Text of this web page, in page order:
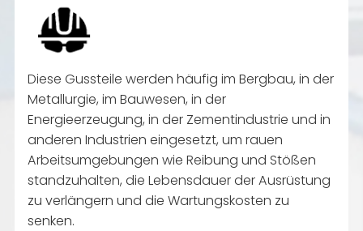
Diese Gussteile werden häufig im Bergbau, in der
Metallurgie, im Bauwesen, in der
Energieerzeugung, in der Zementindustrie und in
anderen Industrien eingesetzt, um rauen
Arbeitsumgebungen wie Reibung und Stößen
standzuhalten, die Lebensdauer der Ausrüstung
zu verlängern und die Wartungskosten zu
senken.